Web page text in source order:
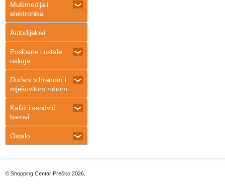
Multimedija i
elektronika
Autodijelovi
Poslovne i ostale
usluge
Dućani s hranom i
mješovitom robom
Kafići i sendvič
barovi
Ostalo
© Shopping Centar Prečko 2026.